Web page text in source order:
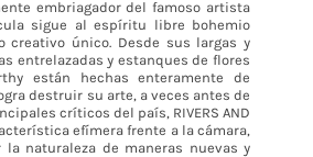
embriagador del famoso artista
sigue al espíritu libre bohemio
creativo único. Desde sus largas y
entrelazadas y estanques de flores
están hechas enteramente de
destruir su arte, a veces antes de
críticos del país, RIVERS AND
efímera frente a la cámara,
naturaleza de maneras nuevas y